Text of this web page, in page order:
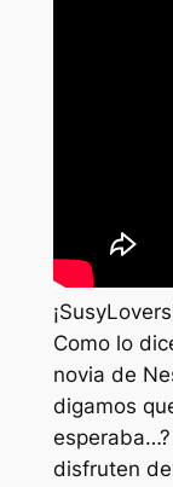
Como lo
novia de
digamos
disfruten